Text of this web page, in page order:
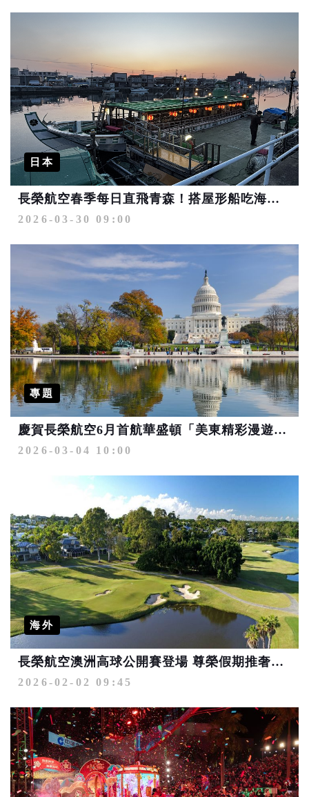
日本
長榮航空春季每日直飛青森！搭屋形船吃海鮮、漫步居酒屋街、逛美術館
2026-03-30 09:00
專題
慶賀長榮航空6月首航華盛頓「美東精彩漫遊9天」暑假出團享超值價
2026-03-04 10:00
海外
長榮航空澳洲高球公開賽登場 尊榮假期推奢享揮杆體驗
2026-02-02 09:45